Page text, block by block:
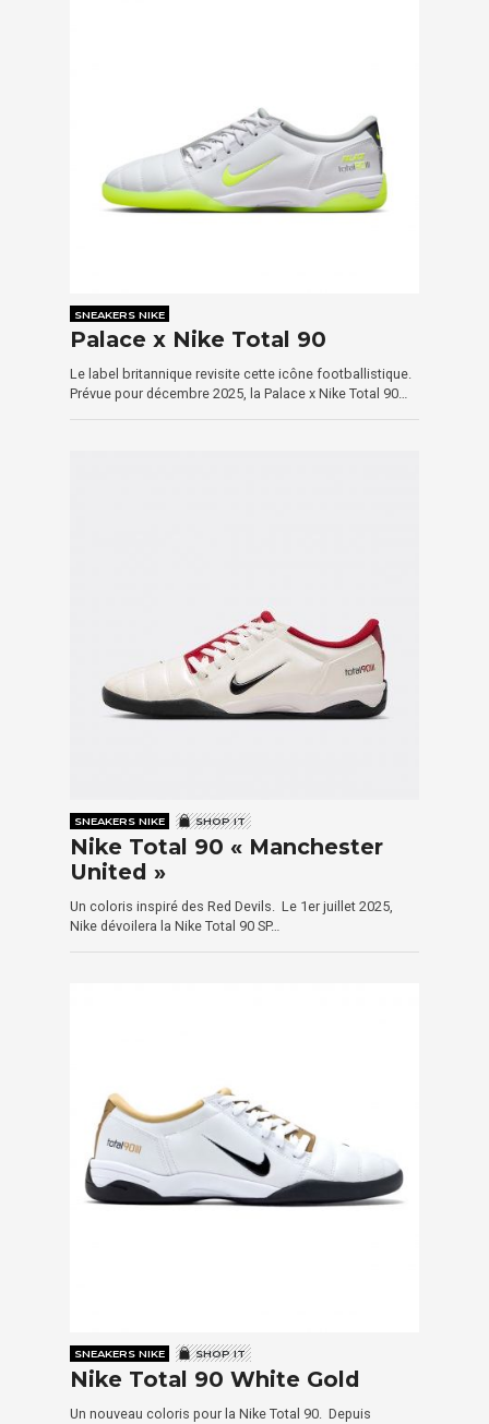
SNEAKERS NIKE
Palace x Nike Total 90
Le label britannique revisite cette icône footballistique.
Prévue pour décembre 2025, la Palace x Nike Total 90…
SNEAKERS NIKE SHOP IT
Nike Total 90 « Manchester
United »
Un coloris inspiré des Red Devils. Le 1er juillet 2025,
Nike dévoilera la Nike Total 90 SP…
SNEAKERS NIKE SHOP IT
Nike Total 90 White Gold
Un nouveau coloris pour la Nike Total 90. Depuis